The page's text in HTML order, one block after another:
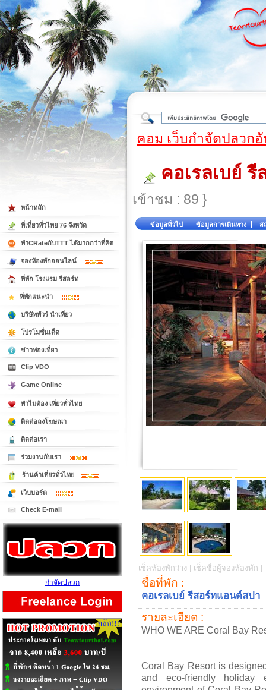
ต้
คอม เว็บกำจัดปลวก
คอเรลเบย์
เข้าชม : 89 }
ข้อมูลทั่วไป ข้อมูลการเดินทาง ส
เช็คห้องพักว่าง | เช็คชื่อผู้จองห้องพัก |
ชื่อที่พัก :
คอเรลเบย์ รีสอร์ทแอนด์สปา
รายละเอียด :
WHO WE ARE Coral Bay
Coral Bay Resort is
and eco-friendly holiday
หน้าหลัก
ที่เที่ยวทั่วไทย 76 จังหวัด
ทำCRateกับTTT ได้มากกว่าที่คิด
จองห้องพักออนไลน์
ที่พัก โรงแรม รีสอร์ท
ที่พักแนะนำ
บริษัททัวร์ นำเที่ยว
โปรโมชั่นเด็ด
ข่าวท่องเที่ยว
Clip VDO
Game Online
ทำไมต้อง เที่ยวทั่วไทย
ติดต่อลงโฆษณา
ติดต่อเรา
ร่วมงานกับเรา
ร้านค้าเที่ยวทั่วไทย
เว็บบอร์ด
Check E-mail
กำจัดปลวก